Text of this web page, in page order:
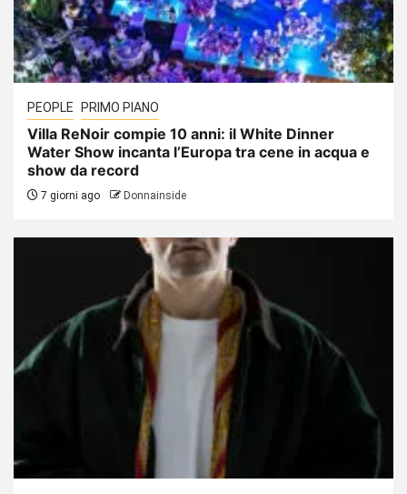
PEOPLE PRIMO PIANO
Villa ReNoir compie 10 anni: il White Dinner
Water Show incanta l’Europa tra cene in acqua e
show da record
7 giorni ago Donnainside